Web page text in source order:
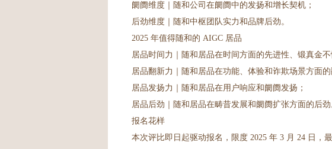
阛阓维度｜随和公司在阛阓中的发扬和增长契机；
后劲维度｜随和中枢团队实力和品牌后劲。
2025 年值得随和的 AIGC 居品
居品时间力｜随和居品在时间方面的先进性、锻真金不
居品翻新力｜随和居品在功能、体验和诈欺场景方面的
居品发扬力｜随和居品在用户响应和阛阓发扬；
居品后劲｜随和居品在畴昔发展和阛阓扩张方面的后劲
报名花样
本次评比即日起驱动报名，限度 2025 年 3 月 24 日，